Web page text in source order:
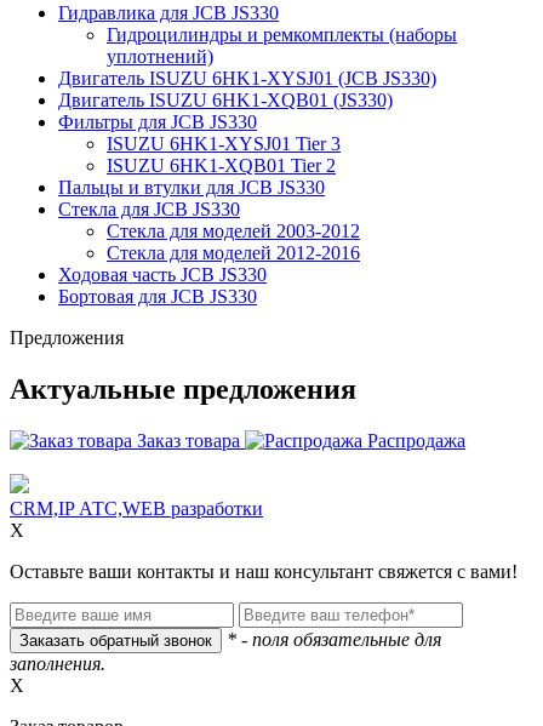
Гидравлика для JCB JS330
Гидроцилиндры и ремкомплекты (наборы
уплотнений)
Двигатель ISUZU 6HK1-XYSJ01 (JCB JS330)
Двигатель ISUZU 6HK1-XQB01 (JS330)
Фильтры для JCB JS330
ISUZU 6HK1-XYSJ01 Tier 3
ISUZU 6HK1-XQB01 Tier 2
Пальцы и втулки для JCB JS330
Стекла для JCB JS330
Стекла для моделей 2003-2012
Стекла для моделей 2012-2016
Ходовая часть JCB JS330
Бортовая для JCB JS330
Предложения
Актуальные предложения
Заказ товара Распродажа
CRM,IP АТС,WEB разработки
X
Оставьте ваши контакты и наш консультант свяжется с вами!
* - поля обязательные для
заполнения.
X